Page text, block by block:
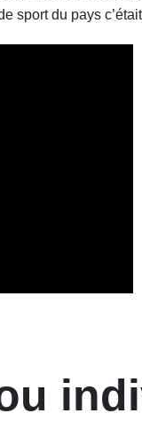
sport du pays